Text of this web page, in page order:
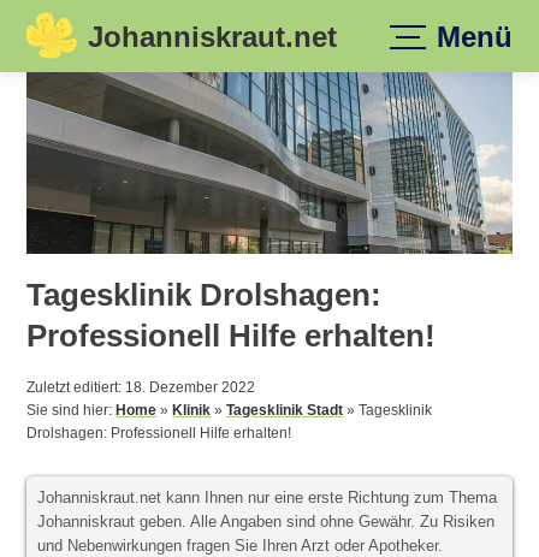
Skip
content
Johanniskraut.net Menü
Tagesklinik Drolshagen:
Professionell Hilfe erhalten!
Zuletzt editiert: 18. Dezember 2022
Sie sind hier:Home »Klinik »Tagesklinik Stadt »Tagesklinik
Drolshagen: Professionell Hilfe erhalten!
Johanniskraut.net kann Ihnen nur eine erste Richtung zum Thema
Johanniskraut geben. Alle Angaben sind ohne Gewähr. Zu Risiken
und Nebenwirkungen fragen Sie Ihren Arzt oder Apotheker.